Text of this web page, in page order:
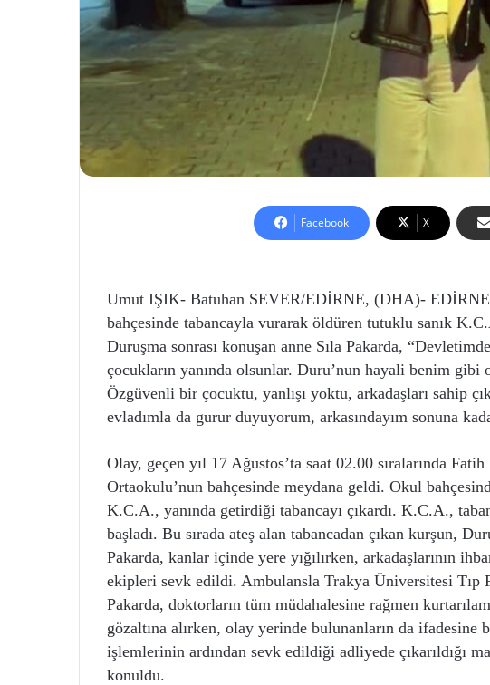
Facebook X
Umut IŞIK- Batuhan SEVER/EDİRNE, (DHA)-
bahçesinde tabancayla vurarak öldüren tutuklu sanık
Duruşma sonrası konuşan anne Sıla Pakarda,
çocukların yanında olsunlar. Duru’nun hayali benim
Özgüvenli bir çocuktu, yanlışı yoktu, arkadaşları sahip
evladımla da gurur duyuyorum, arkasındayım sonuna
Olay, geçen yıl 17 Ağustos’ta saat 02.00 sıralarında
Ortaokulu’nun bahçesinde meydana geldi. Okul
K.C.A., yanında getirdiği tabancayı çıkardı. K.C.A.,
başladı. Bu sırada ateş alan tabancadan çıkan kurşun,
Pakarda, kanlar içinde yere yığılırken, arkadaşlarının
ekipleri sevk edildi. Ambulansla Trakya Üniversitesi Tıp
Pakarda, doktorların tüm müdahalesine rağmen
gözaltına alırken, olay yerinde bulunanların da
işlemlerinin ardından sevk edildiği adliyede çıkarıldığı
konuldu.